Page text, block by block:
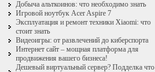
Добыча альткоинов: что необходимо знать
Игровой ноутбук Acer Aspire 7
Эксплуатация и ремонт техники Xiaomi: что
стоит знать
Видеоигры: от развлечений до киберспорта
Интернет сайт – мощная платформа для
продвижения вашего бизнеса!
Дешевый виртуальный сервер? Подделка что